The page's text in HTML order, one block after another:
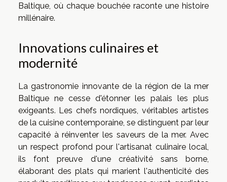
Baltique, où chaque bouchée raconte une histoire
millénaire.
Innovations culinaires et
modernité
La gastronomie innovante de la région de la mer
Baltique ne cesse d'étonner les palais les plus
exigeants. Les chefs nordiques, véritables artistes
de la cuisine contemporaine, se distinguent par leur
capacité à réinventer les saveurs de la mer. Avec
un respect profond pour l'artisanat culinaire local,
ils font preuve d'une créativité sans borne,
élaborant des plats qui marient l'authenticité des